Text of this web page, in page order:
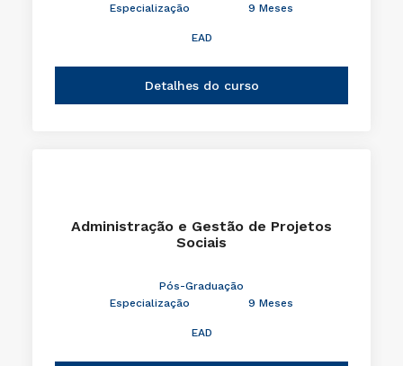
Especialização
9 Meses
EAD
Detalhes do curso
Administração e Gestão de Projetos
Sociais
Pós-Graduação
Especialização
9 Meses
EAD